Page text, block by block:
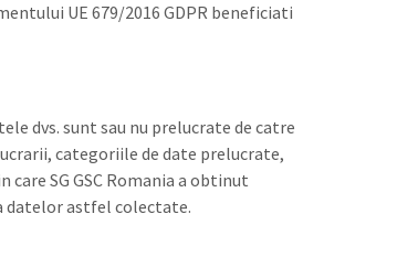
UE 679/2016 GDPR beneficiati
dvs. sunt sau nu prelucrate de catre
categoriile de date prelucrate,
SG GSC Romania a obtinut
datelor astfel colectate.